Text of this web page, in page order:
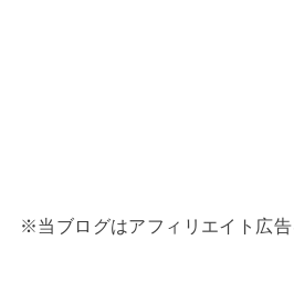
※当ブログはアフィリエイト広